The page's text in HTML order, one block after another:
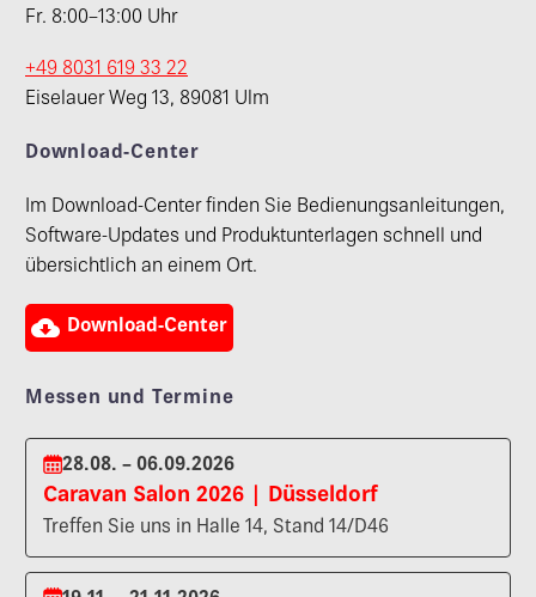
Fr. 8:00–13:00 Uhr
+49 8031 619 33 22
Eiselauer Weg 13, 89081 Ulm
Download-Center
Im Download-Center finden Sie Bedienungsanleitungen,
Software-Updates und Produktunterlagen schnell und
übersichtlich an einem Ort.
 Download-Center
Messen und Termine
28.08. – 06.09.2026
Caravan Salon 2026 | Düsseldorf
Treffen Sie uns in Halle 14, Stand 14/D46